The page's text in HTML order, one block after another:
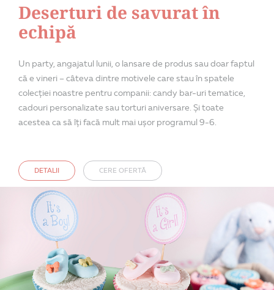
Deserturi de savurat în
echipă
Un party, angajatul lunii, o lansare de produs sau doar faptul
că e vineri – câteva dintre motivele care stau în spatele
colecției noastre pentru companii: candy bar-uri tematice,
cadouri personalizate sau torturi aniversare. Și toate
acestea ca să îți facă mult mai ușor programul 9-6.
DETALII CERE OFERTĂ